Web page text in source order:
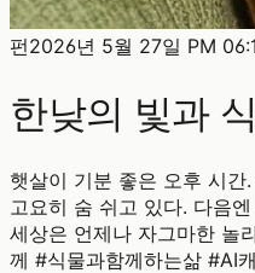
펀2026년 5월 27일 PM
한낮의 빛과
햇살이 기분 좋은 오후 시
고요히 숨 쉬고 있다. 다음
세상은 언제나 자그마한 놀
께 #식물과함께하는삶 #AI